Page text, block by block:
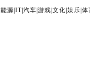
能源 IT| 汽车 游戏 文化 娱乐 体